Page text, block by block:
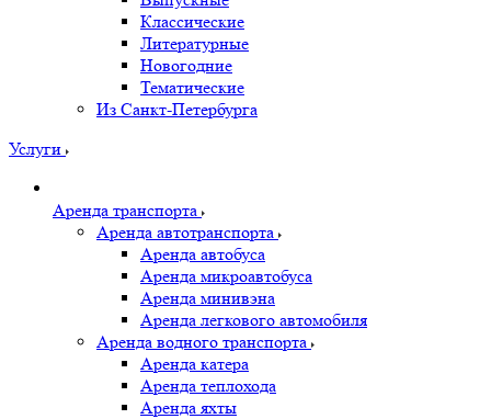
Классические
Литературные
Новогодние
Тематические
Из Санкт-Петербурга
Услуги
Аренда транспорта
Аренда автотранспорта
Аренда автобуса
Аренда микроавтобуса
Аренда минивэна
Аренда легкового автомобиля
Аренда водного транспорта
Аренда катера
Аренда теплохода
Аренда яхты